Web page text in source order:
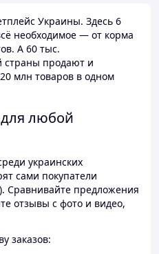
Украины. Здесь 6
необходимое — от корма
А 60 тыс.
страны продают и
млн товаров в одном
любой
украинских
сами покупатели
Сравнивайте предложения
отзывы с фото и видео,
заказов: